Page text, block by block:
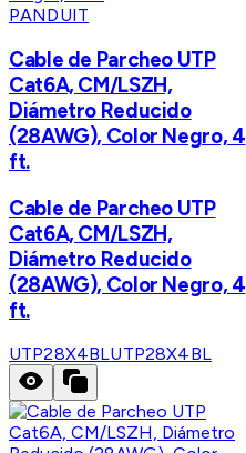
PANDUIT
Cable de Parcheo UTP
Cat6A, CM/LSZH,
Diámetro Reducido
(28AWG), Color Negro, 4
ft.
Cable de Parcheo UTP
Cat6A, CM/LSZH,
Diámetro Reducido
(28AWG), Color Negro, 4
ft.
UTP28X4BLUTP28X4BL